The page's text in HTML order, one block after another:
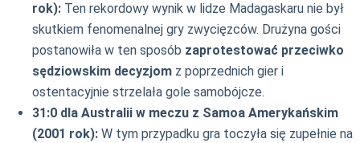
rok): Ten rekordowy wynik w lidze Madagaskaru nie był
skutkiem fenomenalnej gry zwycięzców. Drużyna gości
postanowiła w ten sposób zaprotestować przeciwko
sędziowskim decyzjom z poprzednich gier i
ostentacyjnie strzelała gole samobójcze.
31:0 dla Australii w meczu z Samoa Amerykańskim
(2001 rok): W tym przypadku gra toczyła się zupełnie na